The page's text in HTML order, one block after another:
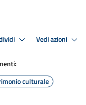
Vedi azioni
culturale